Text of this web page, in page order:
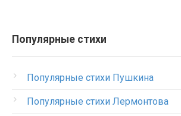
Популярные стихи
Популярные стихи Пушкина
Популярные стихи Лермонтова